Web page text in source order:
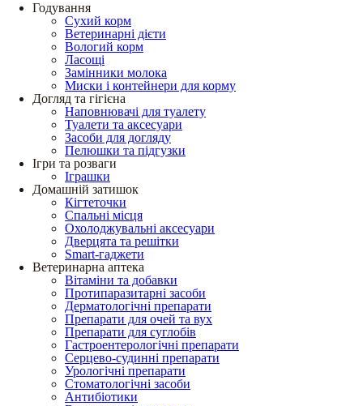
Годування
Сухий корм
Ветеринарні дієти
Вологий корм
Ласощі
Замінники молока
Миски і контейнери для корму
Догляд та гігієна
Наповнювачі для туалету
Туалети та аксесуари
Засоби для догляду
Пелюшки та підгузки
Ігри та розваги
Іграшки
Домашній затишок
Кігтеточки
Спальні місця
Охолоджувальні аксесуари
Дверцята та решітки
Smart-гаджети
Ветеринарна аптека
Вітаміни та добавки
Протипаразитарні засоби
Дерматологічні препарати
Препарати для очей та вух
Препарати для суглобів
Гастроентерологічні препарати
Серцево-судинні препарати
Урологічні препарати
Стоматологічні засоби
Антибіотики